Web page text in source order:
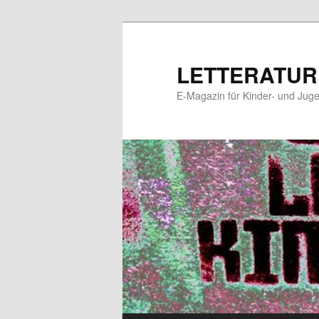
E-Magazin für Kinder- und